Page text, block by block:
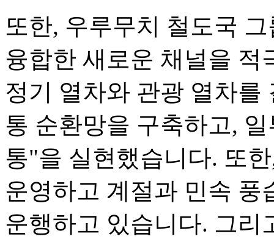
또한, 우루무치 철도국
융합한 새로운 채널을 적
정기 열차와 관광 열차를
통 순환망을 구축하고,
통"을 실현했습니다. 또
운영하고 계절과 민속 풍
운행하고 있습니다. 그리